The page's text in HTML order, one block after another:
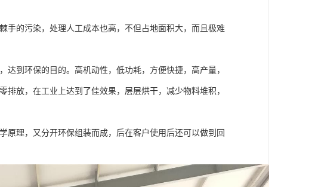
手的污染，处理人工成本也高，不但占地面积大，而且极难
到环保的目的。高机动性，低功耗，方便快捷，高产量，
放，在工业上达到了佳效果，层层烘干，减少物料堆积，
理，又分开环保组装而成，后在客户使用后还可以做到回